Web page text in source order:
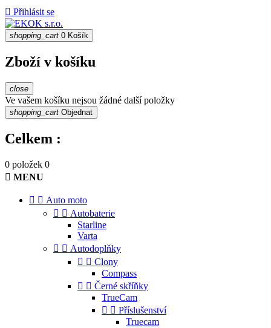
 Přihlásit se
shopping_cart 0 Košík
Zboží v košíku
close
Ve vašem košíku nejsou žádné další položky
shopping_cart Objednat
Celkem :
0 položek 0
 MENU
  Auto moto
  Autobaterie
Starline
Varta
  Autodoplňky
  Clony
Compass
  Černé skříňky
TrueCam
  Příslušenství
Truecam